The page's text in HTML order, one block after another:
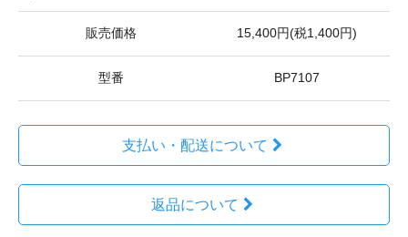
販売価格 15,400円(税1,400円)
型番 BP7107
支払い・配送について
返品について